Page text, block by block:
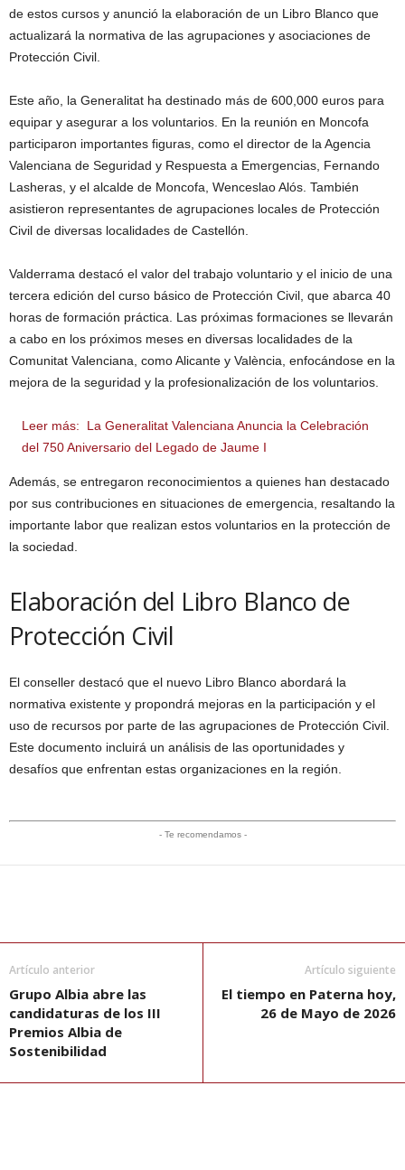
de estos cursos y anunció la elaboración de un Libro Blanco que
actualizará la normativa de las agrupaciones y asociaciones de
Protección Civil.
Este año, la Generalitat ha destinado más de 600,000 euros para
equipar y asegurar a los voluntarios. En la reunión en Moncofa
participaron importantes figuras, como el director de la Agencia
Valenciana de Seguridad y Respuesta a Emergencias, Fernando
Lasheras, y el alcalde de Moncofa, Wenceslao Alós. También
asistieron representantes de agrupaciones locales de Protección
Civil de diversas localidades de Castellón.
Valderrama destacó el valor del trabajo voluntario y el inicio de una
tercera edición del curso básico de Protección Civil, que abarca 40
horas de formación práctica. Las próximas formaciones se llevarán
a cabo en los próximos meses en diversas localidades de la
Comunitat Valenciana, como Alicante y València, enfocándose en la
mejora de la seguridad y la profesionalización de los voluntarios.
Leer más:
La Generalitat Valenciana Anuncia la Celebración
del 750 Aniversario del Legado de Jaume I
Además, se entregaron reconocimientos a quienes han destacado
por sus contribuciones en situaciones de emergencia, resaltando la
importante labor que realizan estos voluntarios en la protección de
la sociedad.
Elaboración del Libro Blanco de
Protección Civil
El conseller destacó que el nuevo Libro Blanco abordará la
normativa existente y propondrá mejoras en la participación y el
uso de recursos por parte de las agrupaciones de Protección Civil.
Este documento incluirá un análisis de las oportunidades y
desafíos que enfrentan estas organizaciones en la región.
- Te recomendamos -
Artículo anterior
Grupo Albia abre las
candidaturas de los III
Premios Albia de
Sostenibilidad
Artículo siguiente
El tiempo en Paterna hoy,
26 de Mayo de 2026